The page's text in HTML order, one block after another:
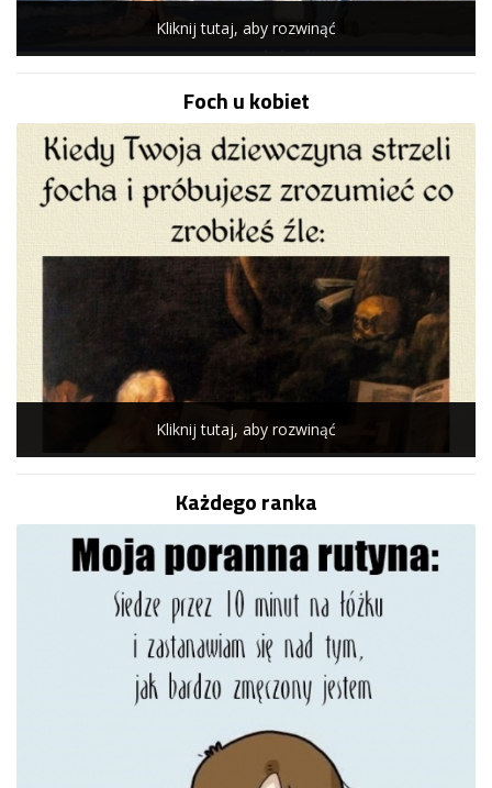
Kliknij tutaj, aby rozwinąć
Foch u kobiet
Kliknij tutaj, aby rozwinąć
Każdego ranka